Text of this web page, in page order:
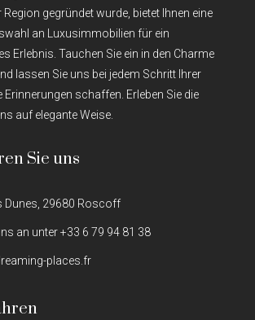
Region gegründet wurde, bietet Ihnen eine
an Luxusimmobilien für ein
Erlebnis. Tauchen Sie ein in den Charme
lassen Sie uns bei jedem Schritt Ihrer
Erinnerungen schaffen. Erleben Sie die
auf elegante Weise.
Sie uns
Dunes, 29680 Roscoff
an unter +33 6 79 94 81 38
places.fr